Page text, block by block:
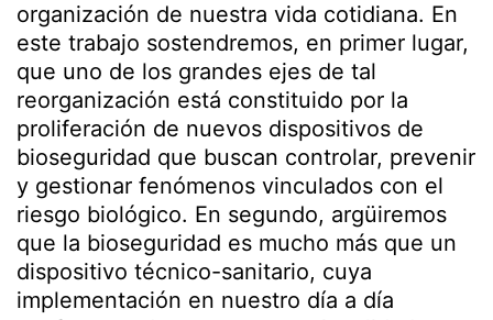
organización de nuestra vida cotidiana. En
este trabajo sostendremos, en primer lugar,
que uno de los grandes ejes de tal
reorganización está constituido por la
proliferación de nuevos dispositivos de
bioseguridad que buscan controlar, prevenir
y gestionar fenómenos vinculados con el
riesgo biológico. En segundo, argüiremos
que la bioseguridad es mucho más que un
dispositivo técnico-sanitario, cuya
implementación en nuestro día a día